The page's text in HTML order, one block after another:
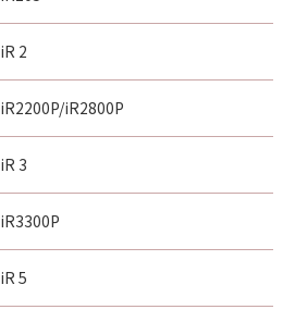
iR 2
iR2200P/iR2800P
iR 3
iR3300P
iR 5